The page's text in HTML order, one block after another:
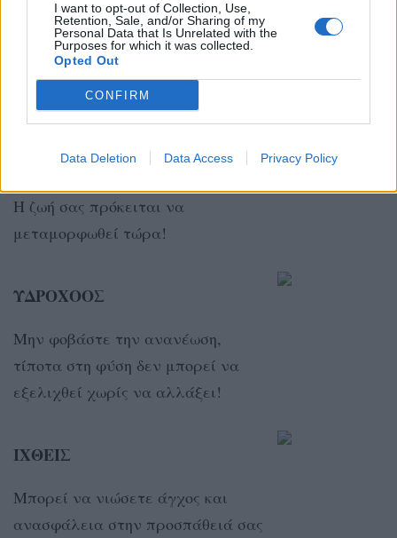
I want to opt-out of Collection, Use,
Retention, Sale, and/or Sharing of my
Personal Data that Is Unrelated with the
Purposes for which it was collected.
Opted Out
CONFIRM
Data Deletion Data Access Privacy Policy
Διαφορετικά, ίσως η έμπνευση
που σας παρέχει κάποιος να σας
δίνει την κατάλληλη ενέργεια για
να αναπτυχθείτε καλλιτεχνικά.
ΑΙΓΟΚΕΡΩΣ
Η ζωή σας πρόκειται να
μεταμορφωθεί τώρα!
ΥΔΡΟΧΟΟΣ
Μην φοβάστε την ανανέωση,
τίποτα στη φύση δεν μπορεί να
εξελιχθεί χωρίς να αλλάξει!
ΙΧΘΕΙΣ
Μπορεί να νιώσετε άγχος και
ανασφάλεια στην προσπάθειά σας